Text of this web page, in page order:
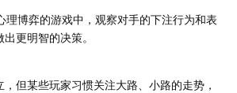
理博弈的游戏中，观察对手的下注行为和表
更明智的决策。
但某些玩家习惯关注大路、小路的走势，